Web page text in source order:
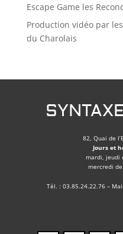
Escape Game les
Production vidéo par
du Charolais
82, Quai de
Jours et
mardi, jeudi
mercredi
Tél. : 03.85.24.22.76 –